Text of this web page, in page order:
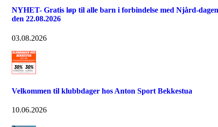
NYHET- Gratis løp til alle barn i forbindelse med Njård-dagen
den 22.08.2026
03.08.2026
Velkommen til klubbdager hos Anton Sport Bekkestua
10.06.2026